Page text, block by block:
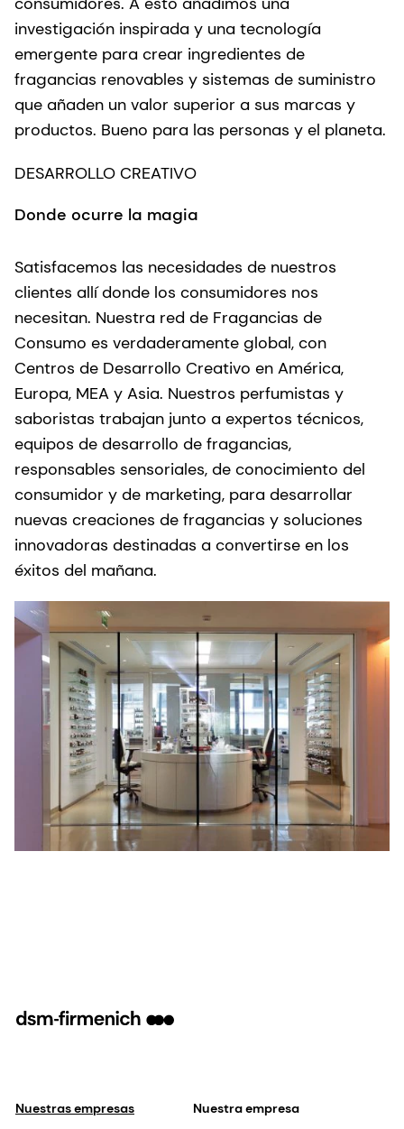
investigación inspirada y una tecnología
emergente para crear ingredientes de
fragancias renovables y sistemas de suministro
que añaden un valor superior a sus marcas y
productos. Bueno para las personas y el planeta.
DESARROLLO CREATIVO
Donde ocurre la magia
Satisfacemos las necesidades de nuestros
clientes allí donde los consumidores nos
necesitan. Nuestra red de Fragancias de
Consumo es verdaderamente global, con
Centros de Desarrollo Creativo en América,
Europa, MEA y Asia. Nuestros perfumistas y
saboristas trabajan junto a expertos técnicos,
equipos de desarrollo de fragancias,
responsables sensoriales, de conocimiento del
consumidor y de marketing, para desarrollar
nuevas creaciones de fragancias y soluciones
innovadoras destinadas a convertirse en los
éxitos del mañana.
Nuestras empresas Nuestra empresa